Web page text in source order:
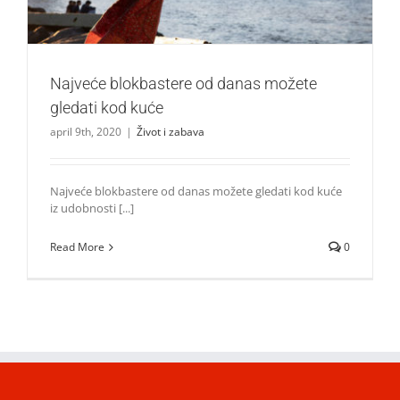
Najveće blokbastere od danas možete
gledati kod kuće
april 9th, 2020 | Život i zabava
Najveće blokbastere od danas možete gledati kod kuće
iz udobnosti [...]
Read More 0